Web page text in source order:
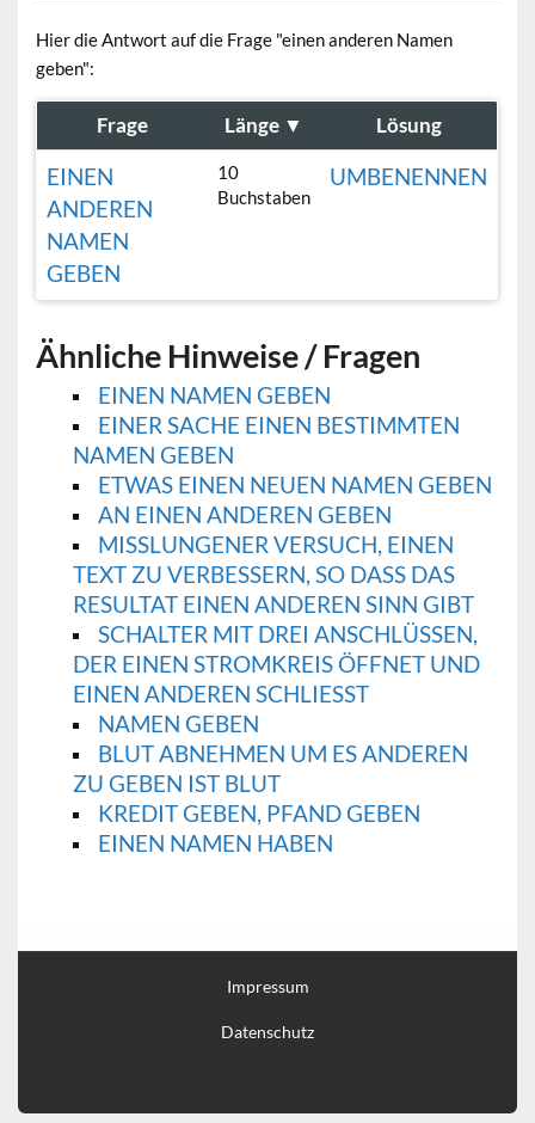
Hier die Antwort auf die Frage "einen anderen Namen
geben":
Frage Länge ▼ Lösung
EINEN
ANDEREN
NAMEN
GEBEN
10
Buchstaben
UMBENENNEN
Ähnliche Hinweise / Fragen
EINEN NAMEN GEBEN
EINER SACHE EINEN BESTIMMTEN
NAMEN GEBEN
ETWAS EINEN NEUEN NAMEN GEBEN
AN EINEN ANDEREN GEBEN
MISSLUNGENER VERSUCH, EINEN
TEXT ZU VERBESSERN, SO DASS DAS
RESULTAT EINEN ANDEREN SINN GIBT
SCHALTER MIT DREI ANSCHLÜSSEN,
DER EINEN STROMKREIS ÖFFNET UND
EINEN ANDEREN SCHLIESST
NAMEN GEBEN
BLUT ABNEHMEN UM ES ANDEREN
ZU GEBEN IST BLUT
KREDIT GEBEN, PFAND GEBEN
EINEN NAMEN HABEN
Impressum
Datenschutz